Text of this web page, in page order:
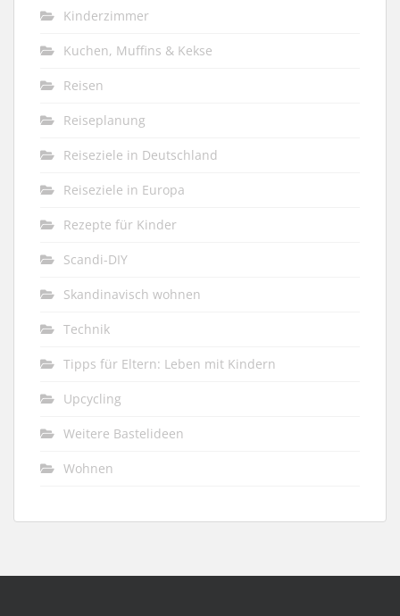
Kinderzimmer
Kuchen, Muffins & Kekse
Reisen
Reiseplanung
Reiseziele in Deutschland
Reiseziele in Europa
Rezepte für Kinder
Scandi-DIY
Skandinavisch wohnen
Technik
Tipps für Eltern: Leben mit Kindern
Upcycling
Weitere Bastelideen
Wohnen